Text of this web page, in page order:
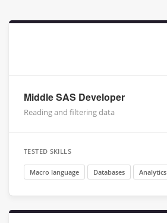
Middle SAS Developer
Reading and filtering data
TESTED SKILLS
Macro language Databases Analytics